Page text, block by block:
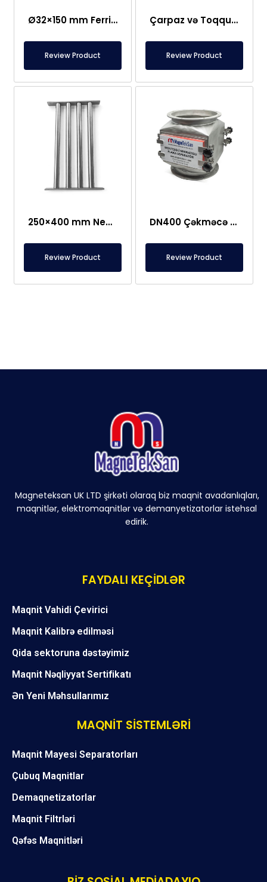
Ø32×150 mm Ferrit Çubuq Maqnit 300 Oksid
Review Product
Çarpaz və Toqquşma Tipli Maqnit Şəbəkə Ayırıcısı – Fərdi Dizayn
Review Product
250×400 mm Neodim Tor Şəbəkə Maqniti
Review Product
DN400 Çəkməcə Tipi, Qorunan Plitə Maqnit
Review Product
Magneteksan UK LTD şirkəti olaraq biz maqnit avadanlıqları,
maqnitlər, elektromaqnitlər və demanyetizatorlar istehsal
edirik.
FAYDALI KEÇİDLƏR
Maqnit Vahidi Çevirici
Maqnit Kalibrə edilməsi
Qida sektoruna dəstəyimiz
Maqnit Nəqliyyat Sertifikatı
Ən Yeni Məhsullarımız
MAQNİT SİSTEMLƏRİ
Maqnit Mayesi Separatorları
Çubuq Maqnitlar
Demaqnetizatorlar
Maqnit Filtrləri
Qəfəs Maqnitləri